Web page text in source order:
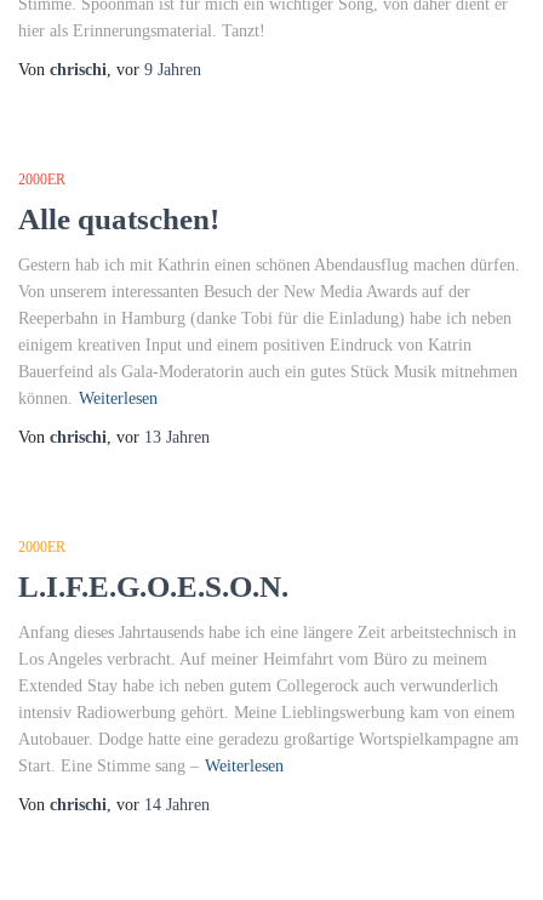
Stimme. Spoonman ist für mich ein wichtiger Song, von daher dient er
hier als Erinnerungsmaterial. Tanzt!
Von chrischi, vor 9 Jahren
2000ER
Alle quatschen!
Gestern hab ich mit Kathrin einen schönen Abendausflug machen dürfen.
Von unserem interessanten Besuch der New Media Awards auf der
Reeperbahn in Hamburg (danke Tobi für die Einladung) habe ich neben
einigem kreativen Input und einem positiven Eindruck von Katrin
Bauerfeind als Gala-Moderatorin auch ein gutes Stück Musik mitnehmen
können. Weiterlesen
Von chrischi, vor 13 Jahren
2000ER
L.I.F.E.G.O.E.S.O.N.
Anfang dieses Jahrtausends habe ich eine längere Zeit arbeitstechnisch in
Los Angeles verbracht. Auf meiner Heimfahrt vom Büro zu meinem
Extended Stay habe ich neben gutem Collegerock auch verwunderlich
intensiv Radiowerbung gehört. Meine Lieblingswerbung kam von einem
Autobauer. Dodge hatte eine geradezu großartige Wortspielkampagne am
Start. Eine Stimme sang – Weiterlesen
Von chrischi, vor 14 Jahren